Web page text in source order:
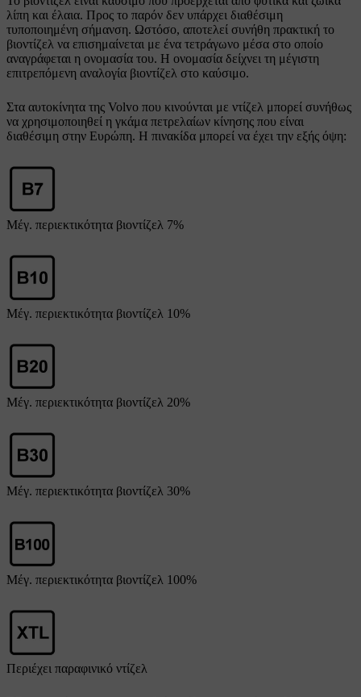
λίπη και έλαια. Προς το παρόν δεν υπάρχει διαθέσιμη
τυποποιημένη σήμανση. Ωστόσο, αποτελεί συνήθη πρακτική το
βιοντίζελ να επισημαίνεται με ένα τετράγωνο μέσα στο οποίο
αναγράφεται η ονομασία του. Η ονομασία δείχνει τη μέγιστη
επιτρεπόμενη αναλογία βιοντίζελ στο καύσιμο.
Στα αυτοκίνητα της Volvo που κινούνται με ντίζελ μπορεί συνήθως
να χρησιμοποιηθεί η γκάμα πετρελαίων κίνησης που είναι
διαθέσιμη στην Ευρώπη. Η πινακίδα μπορεί να έχει την εξής όψη:
Μέγ. περιεκτικότητα βιοντίζελ 7%
Μέγ. περιεκτικότητα βιοντίζελ 10%
Μέγ. περιεκτικότητα βιοντίζελ 20%
Μέγ. περιεκτικότητα βιοντίζελ 30%
Μέγ. περιεκτικότητα βιοντίζελ 100%
Περιέχει παραφινικό ντίζελ